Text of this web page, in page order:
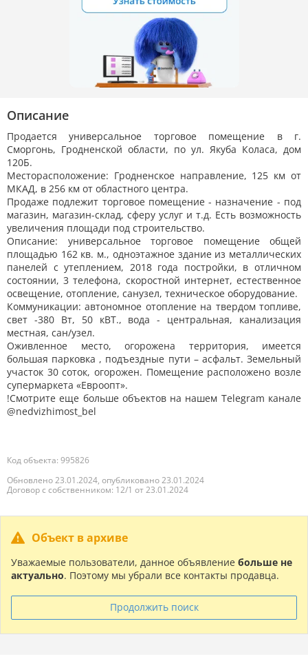
Описание
Продается универсальное торговое помещение в г.
Сморгонь, Гродненской области, по ул. Якуба Коласа, дом
120Б.
Месторасположение: Гродненское направление, 125 км от
МКАД, в 256 км от областного центра.
Продаже подлежит торговое помещение - назначение - под
магазин, магазин-склад, сферу услуг и т.д. Есть возможность
увеличения площади под строительство.
Описание: универсальное торговое помещение общей
площадью 162 кв. м., одноэтажное здание из металлических
панелей с утеплением, 2018 года постройки, в отличном
состоянии, 3 телефона, скоростной интернет, естественное
освещение, отопление, санузел, техническое оборудование.
Коммуникации: автономное отопление на твердом топливе,
свет -380 Вт, 50 кВТ., вода - центральная, канализация
местная, сан/узел.
Оживленное место, огорожена территория, имеется
большая парковка , подъездные пути – асфальт. Земельный
участок 30 соток, огорожен. Помещение расположено возле
супермаркета «Евроопт».
!Смотрите еще больше объектов на нашем Telegram канале
@nedvizhimost_bel
Код объекта: 995826
Обновлено 23.01.2024, опубликовано 23.01.2024
Договор с собственником: 12/1 от 23.01.2024
Объект в архиве
Уважаемые пользователи, данное объявление больше не
актуально. Поэтому мы убрали все контакты продавца.
Продолжить поиск